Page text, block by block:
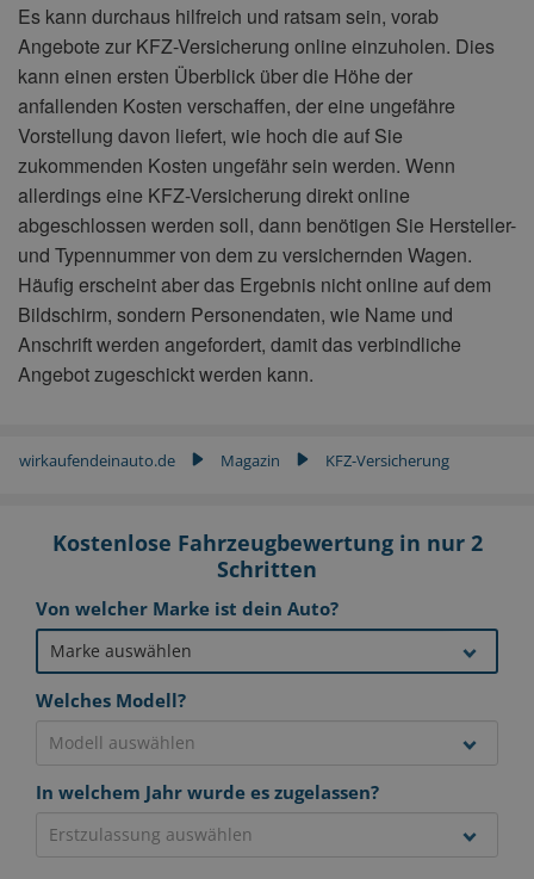
Es kann durchaus hilfreich und ratsam sein, vorab
Angebote zur KFZ-Versicherung online einzuholen. Dies
kann einen ersten Überblick über die Höhe der
anfallenden Kosten verschaffen, der eine ungefähre
Vorstellung davon liefert, wie hoch die auf Sie
zukommenden Kosten ungefähr sein werden. Wenn
allerdings eine KFZ-Versicherung direkt online
abgeschlossen werden soll, dann benötigen Sie Hersteller-
und Typennummer von dem zu versichernden Wagen.
Häufig erscheint aber das Ergebnis nicht online auf dem
Bildschirm, sondern Personendaten, wie Name und
Anschrift werden angefordert, damit das verbindliche
Angebot zugeschickt werden kann.
wirkaufendeinauto.de Magazin KFZ-Versicherung
Kostenlose Fahrzeugbewertung in nur 2
Schritten
Von welcher Marke ist dein Auto?
Welches Modell?
In welchem Jahr wurde es zugelassen?